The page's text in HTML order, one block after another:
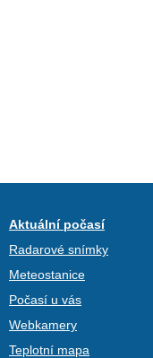
Aktuální počasí
Radarové snímky
Meteostanice
Počasí u vás
Webkamery
Teplotní mapa